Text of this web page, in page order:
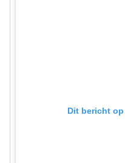
Dit bericht